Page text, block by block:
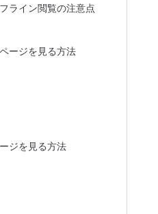
ライン閲覧の注意点
ージを見る方法
ジを見る方法